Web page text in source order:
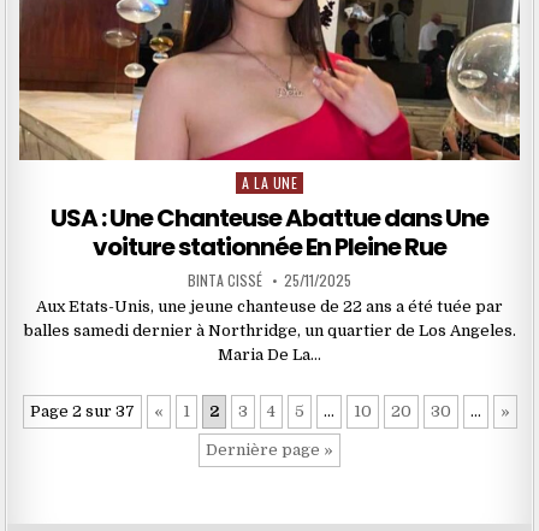
Posted
A LA UNE
USA : Une Chanteuse Abattue dans Une
voiture stationnée En Pleine Rue
BINTA CISSÉ 25/11/2025
Aux Etats-Unis, une jeune chanteuse de 22 ans a été tuée par
balles samedi dernier à Northridge, un quartier de Los Angeles.
Maria De La…
Page 2 sur 37 « 1 2 3 4 5 … 10 20 30 … »
Dernière page »